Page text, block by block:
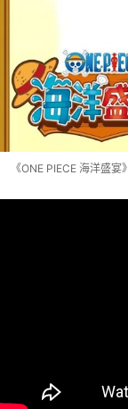
《ONE PIECE 海洋盛宴》